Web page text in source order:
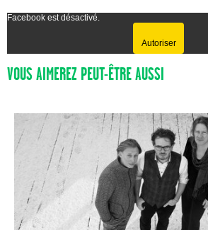
Facebook est désactivé.
Autoriser
VOUS AIMEREZ PEUT-ÊTRE AUSSI